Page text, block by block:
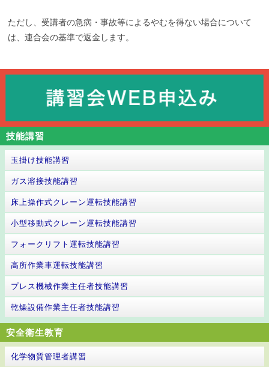
ただし、受講者の急病・事故等によるやむを得ない場合について
は、連合会の基準で返金します。
技能講習
玉掛け技能講習
ガス溶接技能講習
床上操作式クレーン運転技能講習
小型移動式クレーン運転技能講習
フォークリフト運転技能講習
高所作業車運転技能講習
プレス機械作業主任者技能講習
乾燥設備作業主任者技能講習
安全衛生教育
化学物質管理者講習